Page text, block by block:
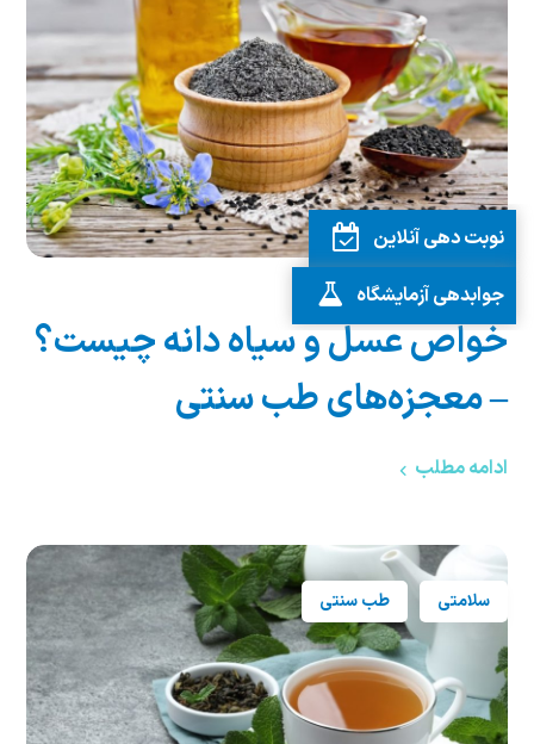
6 مارس 2024
خواص عسل و سیاه دانه چیست؟
– معجزه‌های طب سنتی
ادامه مطلب
سلامتی طب سنتی
نوبت دهی آنلاین
جوابدهی آزمایشگاه